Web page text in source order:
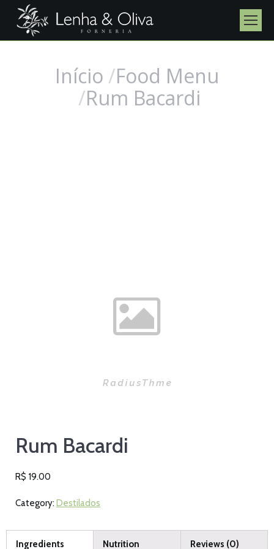
Você está aqui:Início Food Menu
Rum Bacardi
Rum Bacardi
R$ 19.00
Category: Destilados
Ingredients Nutrition Reviews (0)